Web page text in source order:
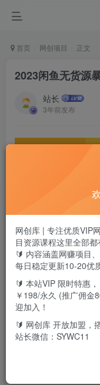
首页 网创项目 正文
2023闲鱼无货源
站长
3年前发布
课程目录：
1.做电商的底层逻辑
2.什么是无货源模式
网创库 | 专注优质VIP
目资源课程这里全部都
🔰 内容涵盖网赚项目
每日稳定更新10-20优
🔰 本站VIP 限时特惠
￥198/永久 (推广佣金
迎加入！
🔰 网创库 开放加盟，
站长微信：SYWC11